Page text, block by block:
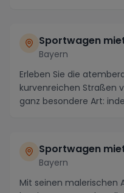
Sportwagen
Bayern
Erleben Sie die
kurvenreichen Straßen
ganz besondere Art:
Sportwagen
Bayern
Mit seinen malerischen